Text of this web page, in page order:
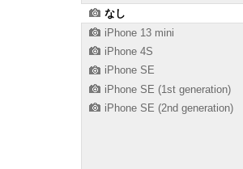
なし
iPhone 13 mini
iPhone 4S
iPhone SE
iPhone SE (1st generation)
iPhone SE (2nd generation)